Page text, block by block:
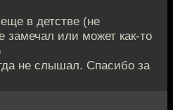
в детстве (не
или может как-то
не слышал. Спасибо за